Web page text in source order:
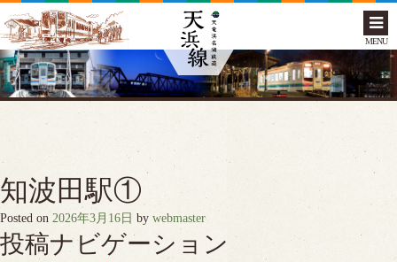
MENU
知波田駅①
Posted on 2026年3月16日 by webmaster
投稿ナビゲーション